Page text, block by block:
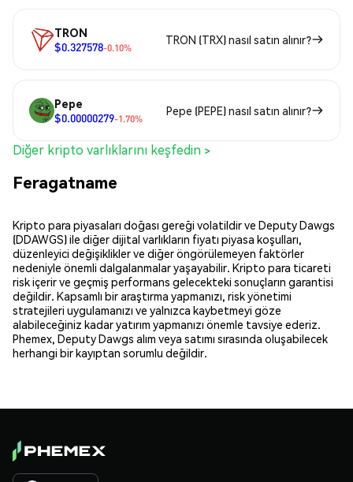
TRON
$0.327578-0.10%
TRON (TRX) nasıl satın alınır?
Pepe
$0.00000279-1.70%
Pepe (PEPE) nasıl satın alınır?
Diğer kripto varlıklarını keşfedin >
Feragatname
Kripto para piyasaları doğası gereği volatildir ve Deputy Dawgs
(DDAWGS) ile diğer dijital varlıkların fiyatı piyasa koşulları,
düzenleyici değişiklikler ve diğer öngörülemeyen faktörler
nedeniyle önemli dalgalanmalar yaşayabilir. Kripto para ticareti
risk içerir ve geçmiş performans gelecekteki sonuçların garantisi
değildir. Kapsamlı bir araştırma yapmanızı, risk yönetimi
stratejileri uygulamanızı ve yalnızca kaybetmeyi göze
alabileceğiniz kadar yatırım yapmanızı önemle tavsiye ederiz.
Phemex, Deputy Dawgs alım veya satımı sırasında oluşabilecek
herhangi bir kayıptan sorumlu değildir.